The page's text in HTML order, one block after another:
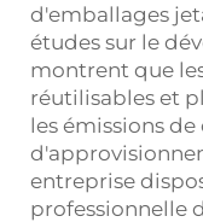
d'emballages
études sur le
montrent que
réutilisables et
les émissions
entreprise
professionnelle